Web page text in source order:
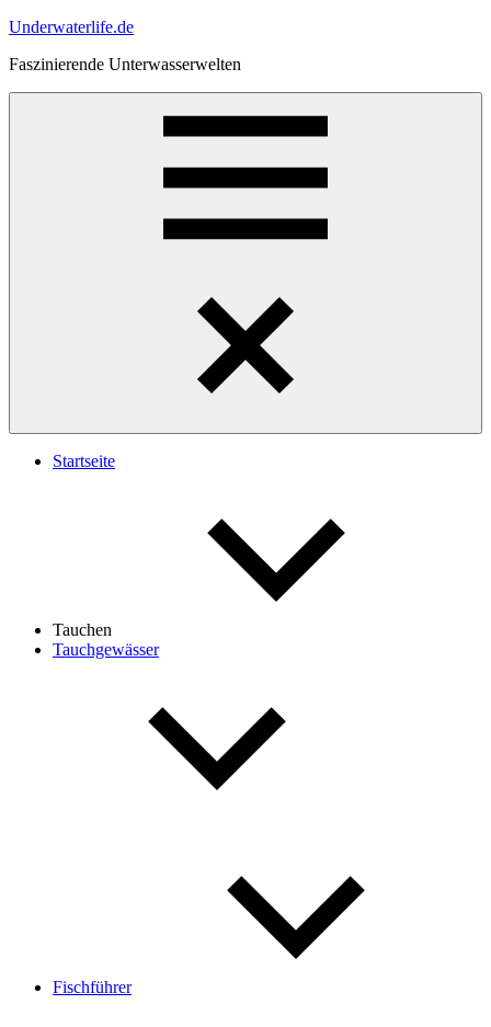
Zum
springen
Underwaterlife.de
Faszinierende Unterwasserwelten
Startseite
Tauchen
Tauchgewässer
Fischführer